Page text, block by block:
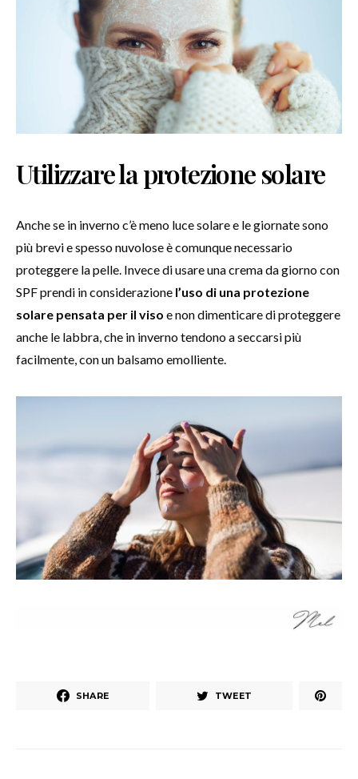
Utilizzare la protezione solare
Anche se in inverno c’è meno luce solare e le giornate sono
più brevi e spesso nuvolose è comunque necessario
proteggere la pelle. Invece di usare una crema da giorno con
SPF prendi in considerazione l’uso di una protezione
solare pensata per il viso e non dimenticare di proteggere
anche le labbra, che in inverno tendono a seccarsi più
facilmente, con un balsamo emolliente.
SHARE TWEET